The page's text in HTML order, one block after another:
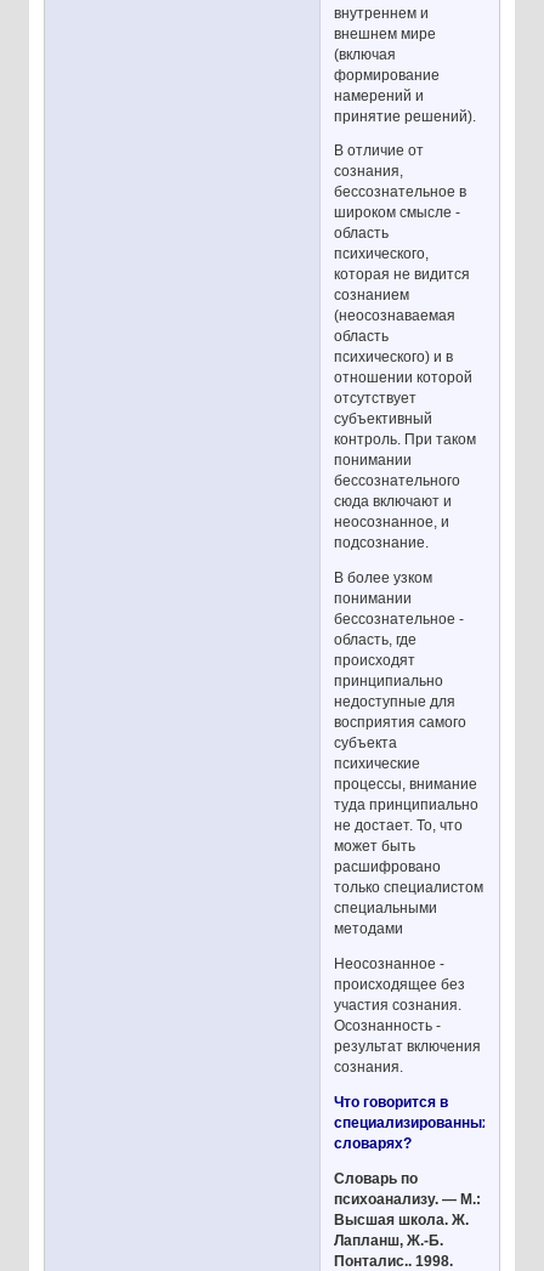
внутреннем и
внешнем мире
(включая
формирование
намерений и
принятие решений).
В отличие от
сознания,
бессознательное в
широком смысле -
область
психического,
которая не видится
сознанием
(неосознаваемая
область
психического) и в
отношении которой
отсутствует
субъективный
контроль. При таком
понимании
бессознательного
сюда включают и
неосознанное, и
подсознание.
В более узком
понимании
бессознательное -
область, где
происходят
принципиально
недоступные для
восприятия самого
субъекта
психические
процессы, внимание
туда принципиально
не достает. То, что
может быть
расшифровано
только специалистом
специальными
методами
Неосознанное -
происходящее без
участия сознания.
Осознанность -
результат включения
сознания.
Что говорится в
специализированных
словарях?
Словарь по
психоанализу. — М.:
Высшая школа. Ж.
Лапланш, Ж.-Б.
Понталис.. 1998.